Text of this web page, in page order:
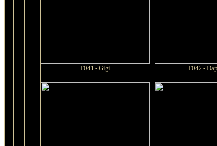
T041 - Gigi T042 -